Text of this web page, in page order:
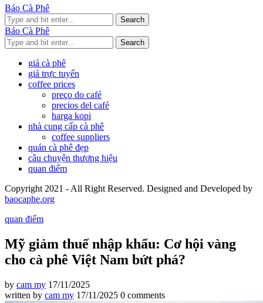
Báo Cà Phê
Search
Báo Cà Phê
Search
giá cà phê
giá trực tuyến
coffee prices
preço do café
precios del café
harga kopi
nhà cung cấp cà phê
coffee suppliers
quán cà phê đẹp
câu chuyện thương hiệu
quan điểm
Copyright 2021 - All Right Reserved. Designed and Developed by
baocaphe.org
quan điểm
Mỹ giảm thuế nhập khẩu: Cơ hội vàng
cho cà phê Việt Nam bứt phá?
by cam my 17/11/2025
written by cam my 17/11/2025 0 comments